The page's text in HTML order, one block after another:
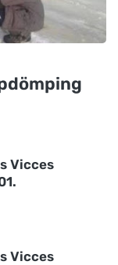
Vicces
Vicces